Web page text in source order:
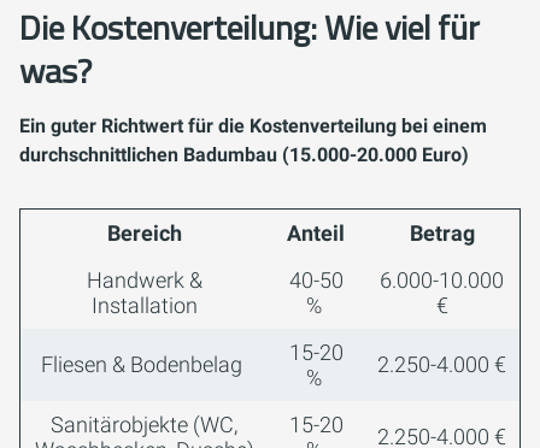
Die Kostenverteilung: Wie viel für
was?
Ein guter Richtwert für die Kostenverteilung bei einem
durchschnittlichen Badumbau (15.000-20.000 Euro)
Bereich Anteil
Betrag
Handwerk &
Installation
40-50
%
6.000-10.000
€
Fliesen & Bodenbelag
15-20
%
2.250-4.000 €
Sanitärobjekte (WC,
15-20
2.250-4.000 €